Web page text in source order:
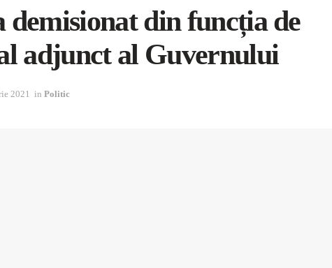
demisionat din funcția de
adjunct al Guvernului
2021 in Politic